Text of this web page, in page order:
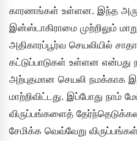
காரணங்கள் உள்ளன. இந்த
இன்ஸ்டாகிராமை முற்றிலும்
அதிகாரப்பூர்வ செயலியில்
கட்டுப்பாடுகள் உள்ளன என்பது
அற்புதமான செயலி நமக்காக
மாற்றிவிட்டது. இப்போது நாம்
விருப்பங்களைத்
சேமிக்க வெவ்வேறு